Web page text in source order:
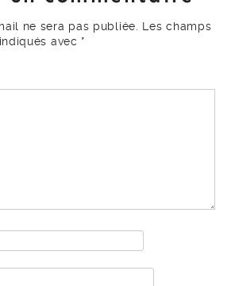
ne sera pas publiée.
Les champs
avec *